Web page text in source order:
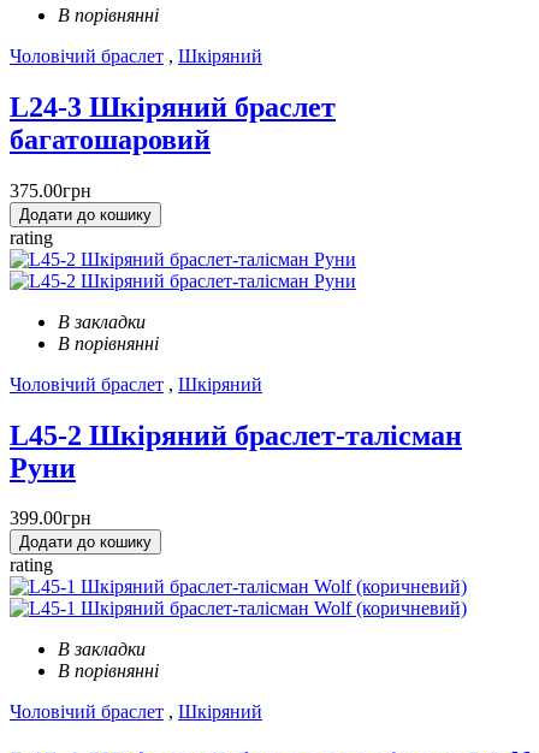
В порівнянні
Чоловічий браслет , Шкіряний
L24-3 Шкіряний браслет
багатошаровий
375.00грн
Додати до кошику
rating
В закладки
В порівнянні
Чоловічий браслет , Шкіряний
L45-2 Шкіряний браслет-талісман
Руни
399.00грн
Додати до кошику
rating
В закладки
В порівнянні
Чоловічий браслет , Шкіряний